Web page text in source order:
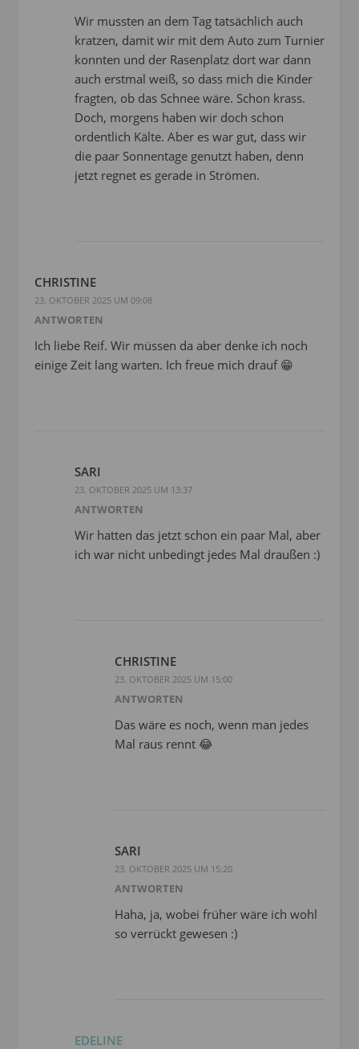
Wir mussten an dem Tag tatsächlich auch
kratzen, damit wir mit dem Auto zum Turnier
konnten und der Rasenplatz dort war dann
auch erstmal weiß, so dass mich die Kinder
fragten, ob das Schnee wäre. Schon krass.
Doch, morgens haben wir doch schon
ordentlich Kälte. Aber es war gut, dass wir
die paar Sonnentage genutzt haben, denn
jetzt regnet es gerade in Strömen.
CHRISTINE
23. OKTOBER 2025 UM 09:08
ANTWORTEN
Ich liebe Reif. Wir müssen da aber denke ich noch
einige Zeit lang warten. Ich freue mich drauf 😁
SARI
23. OKTOBER 2025 UM 13:37
ANTWORTEN
Wir hatten das jetzt schon ein paar Mal, aber
ich war nicht unbedingt jedes Mal draußen :)
CHRISTINE
23. OKTOBER 2025 UM 15:00
ANTWORTEN
Das wäre es noch, wenn man jedes
Mal raus rennt 😂
SARI
23. OKTOBER 2025 UM 15:20
ANTWORTEN
Haha, ja, wobei früher wäre ich wohl
so verrückt gewesen :)
EDELINE